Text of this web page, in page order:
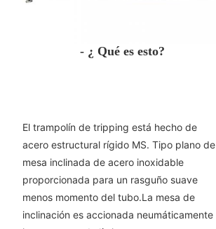
- ¿ Qué es esto?
El trampolín de tripping está hecho de
acero estructural rígido MS. Tipo plano de
mesa inclinada de acero inoxidable
proporcionada para un rasguño suave
menos momento del tubo.La mesa de
inclinación es accionada neumáticamente